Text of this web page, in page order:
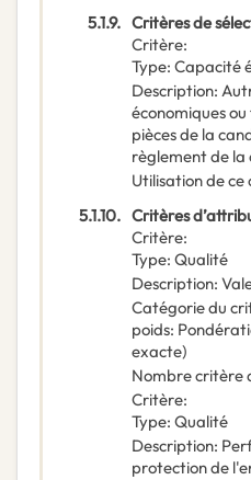
5.1.9. Critères de
Critère:
Type: Capacité
Description:
économiques
pièces de la
règlement de la
Utilisation de ce
5.1.10. Critères
Critère:
Type: Qualité
Description:
Catégorie du
poids:
exacte)
Nombre critère
Critère:
Type: Qualité
Description:
protection de